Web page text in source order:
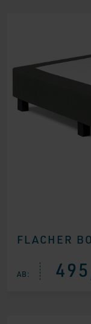
FLACHER
AB: